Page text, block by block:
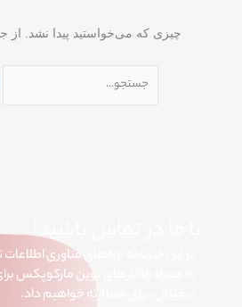
چیزی که می‌خواستید پیدا نشد. از
با ما در تماس باشید!
در این خبرنامه تازه‌های فناوری
به همراه راه‌کارهای نوین مارکوپکس
دیجیتال، برای شما ارئه خواهیم داد.